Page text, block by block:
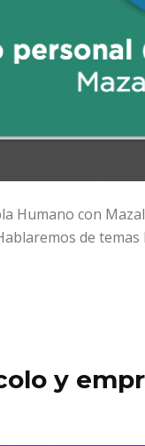
Humano con
de temas
y